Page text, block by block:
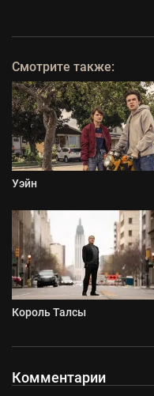
Смотрите также:
Уэйн
Король Талсы
Комментарии